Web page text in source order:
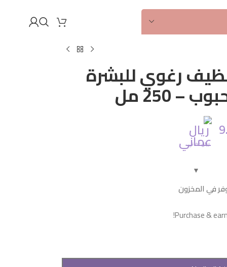
رغوي للبشرة
250 مل
ريال عماني
في المخزون
Purchase &